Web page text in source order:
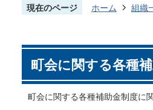
現在のページ ホーム 組織
町会に関する各種
町会に関する各種補助金制度に